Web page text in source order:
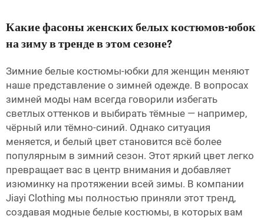
Какие фасоны женских белых костюмов-юбок
на зиму в тренде в этом сезоне?
Зимние белые костюмы-юбки для женщин меняют
наше представление о зимней одежде. В вопросах
зимней моды нам всегда говорили избегать
светлых оттенков и выбирать тёмные — например,
чёрный или тёмно-синий. Однако ситуация
меняется, и белый цвет становится всё более
популярным в зимний сезон. Этот яркий цвет легко
превращает вас в центр внимания и добавляет
изюминку на протяжении всей зимы. В компании
Jiayi Clothing мы полностью приняли этот тренд,
создавая модные белые костюмы, в которых вам